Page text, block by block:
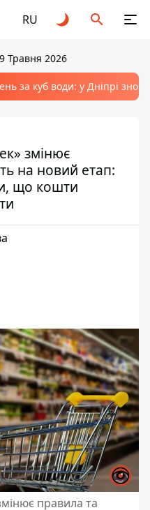
RU
Травня 2026
за куб води: у Дніпрі
змінює
на новий етап:
що кошти
правила та